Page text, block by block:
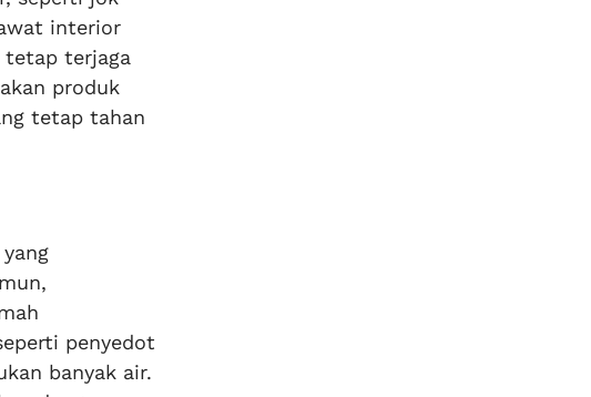
interior
tetap terjaga
produk
tetap tahan
penyedot
banyak air.